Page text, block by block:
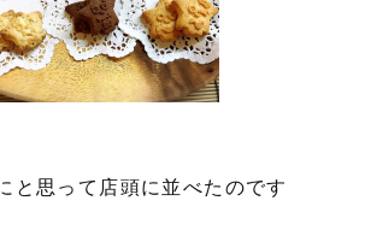
と思って店頭に並べたのです